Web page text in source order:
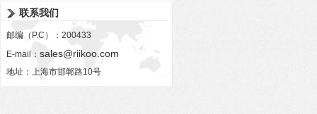
联系我们
邮编（P.C）：200433
E-mail： sales@riikoo.com
地址：上海市邯郸路10号